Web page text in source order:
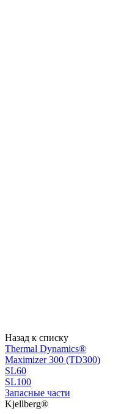
Назад к списку
Thermal Dynamics®
Maximizer 300 (TD300)
SL60
SL100
Запасные части
Kjellberg®